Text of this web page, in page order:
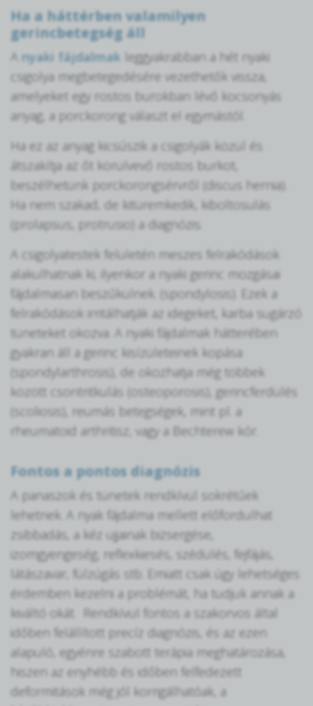
Ha a háttérben valamilyen
gerincbetegség áll
A nyaki fájdalmak leggyakrabban a hét nyaki
csigolya megbetegedésére vezethetők vissza,
amelyeket egy rostos burokban lévő kocsonyás
anyag, a porckorong választ el egymástól.
Ha ez az anyag kicsúszik a csigolyák közül és
átszakítja az őt körülvevő rostos burkot,
beszélhetünk porckorongsérvről (discus hernia).
Ha nem szakad, de kitüremkedik, kiboltosulás
(prolapsus, protrusio) a diagnózis.
A csigolyatestek felületén meszes felrakódások
alakulhatnak ki, ilyenkor a nyaki gerinc mozgásai
fájdalmasan beszűkülnek. (spondylosis). Ezek a
felrakódások irritálhatják az idegeket, karba sugárzó
tüneteket okozva. A nyaki fájdalmak hátterében
gyakran áll a gerinc kisízületeinek kopása
(spondylarthrosis), de okozhatja még többek
között csontritkulás (osteoporosis), gerincferdülés
(scoliosis), reumás betegségek, mint pl. a
rheumatoid arthritisz, vagy a Bechterew kór.
Fontos a pontos diagnózis
A panaszok és tünetek rendkívül sokrétűek
lehetnek. A nyak fájdalma mellett előfordulhat
zsibbadás, a kéz ujjainak bizsergése,
izomgyengeség, reflexkiesés, szédülés, fejfájás,
látászavar, fülzúgás stb. Emiatt csak úgy lehetséges
érdemben kezelni a problémát, ha tudjuk annak a
kiváltó okát. Rendkívül fontos a szakorvos által
időben felállított precíz diagnózis, és az ezen
alapuló, egyénre szabott terápia meghatározása,
hiszen az enyhébb és időben felfedezett
deformitások még jól korrigálhatóak, a